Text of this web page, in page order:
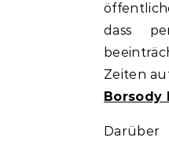
dass
Zeiten
Borsody